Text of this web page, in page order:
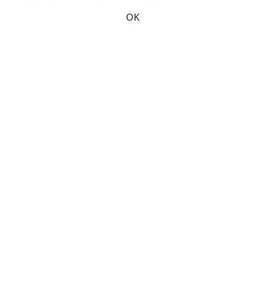
OK